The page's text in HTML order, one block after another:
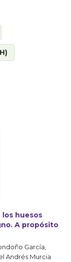
huesos
A propósito
García,
Andrés Murcia